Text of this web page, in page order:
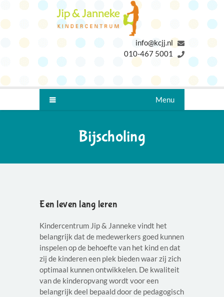
info@kcjj.nl
010-467 5001
Menu
Bijscholing
Een leven lang leren
Kindercentrum Jip & Janneke vindt het
belangrijk dat de medewerkers goed kunnen
inspelen op de behoefte van het kind en dat
zij de kinderen een plek bieden waar zij zich
optimaal kunnen ontwikkelen. De kwaliteit
van de kinderopvang wordt voor een
belangrijk deel bepaald door de pedagogisch